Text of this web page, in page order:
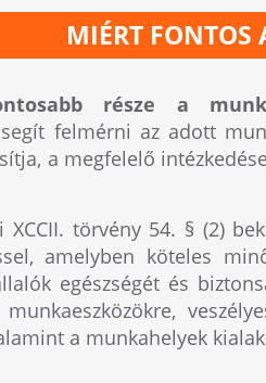
MIÉRT FONTOS
része a
felmérni az adott
a megfelelő
törvény 54. § (2)
amelyben köteles
egészségét és
a munkahelyek